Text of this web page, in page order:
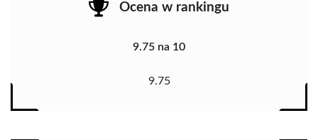
Ocena w rankingu
9.75 na 10
9.75